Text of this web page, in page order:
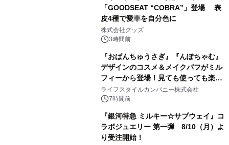
「GOODSEAT “COBRA”」登場 表
皮4種で愛車を自分色に
株式会社グッズ
3時間前
『おぱんちゅうさぎ』『んぽちゃむ』
デザインのコスメ＆メイクパフがミル
フィーから登場！見ても使っても楽し
い、ポップでキュートなコレクショ
ン。
ライフスタイルカンパニー株式会社
7時間前
『銀河特急 ミルキー☆サブウェイ』コ
ラボジュエリー 第一弾 8/10（月）よ
り受注開始！